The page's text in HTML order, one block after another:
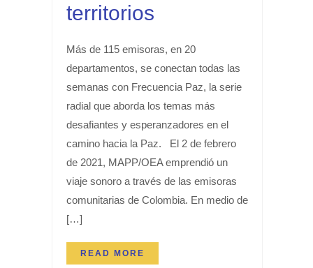
territorios
Más de 115 emisoras, en 20
departamentos, se conectan todas las
semanas con Frecuencia Paz, la serie
radial que aborda los temas más
desafiantes y esperanzadores en el
camino hacia la Paz. El 2 de febrero
de 2021, MAPP/OEA emprendió un
viaje sonoro a través de las emisoras
comunitarias de Colombia. En medio de
[…]
READ MORE